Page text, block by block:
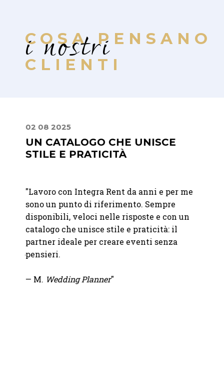
COSA PENSANO
i nostri
CLIENTI
02 08 2025
UN CATALOGO CHE UNISCE
STILE E PRATICITÀ
"Lavoro con Integra Rent da anni e per me
sono un punto di riferimento. Sempre
disponibili, veloci nelle risposte e con un
catalogo che unisce stile e praticità: il
partner ideale per creare eventi senza
pensieri.
— M. Wedding Planner"